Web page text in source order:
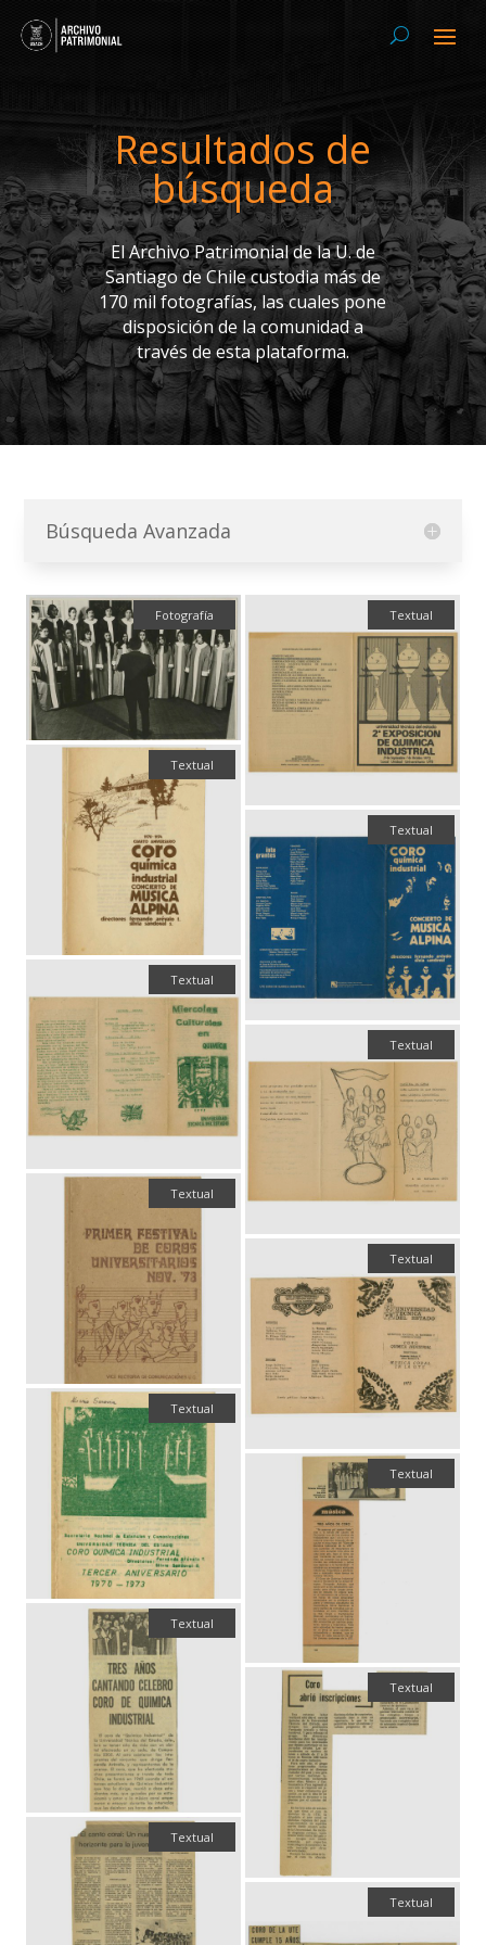
Resultados de
búsqueda
El Archivo Patrimonial de la U. de
Santiago de Chile custodia más de
170 mil fotografías, las cuales pone
disposición de la comunidad a
través de esta plataforma.
Búsqueda Avanzada
Fotografía Textual
Textual
Textual
Textual
Textual
Textual
Textual
Textual
Textual
Textual
Textual
Textual
Textual